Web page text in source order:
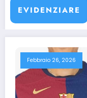
EVIDENZIARE
Quale maglia
Febbraio 26, 2026